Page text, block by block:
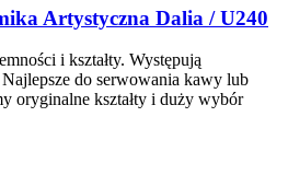
Artystyczna Dalia / U240
i kształty. Występują
do serwowania kawy lub
oryginalne kształty i duży wybór